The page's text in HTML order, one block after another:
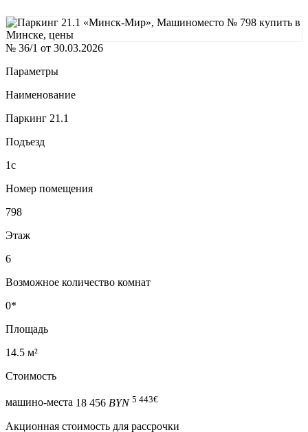
№ 36/1 от 30.03.2026
Параметры
Наименование
Паркинг 21.1
Подъезд
1с
Номер помещения
798
Этаж
6
Возможное количество комнат
0*
Площадь
14.5 м²
Стоимость
машино-места 18 456 BYN 5 443€
Акционная стоимость для рассрочки